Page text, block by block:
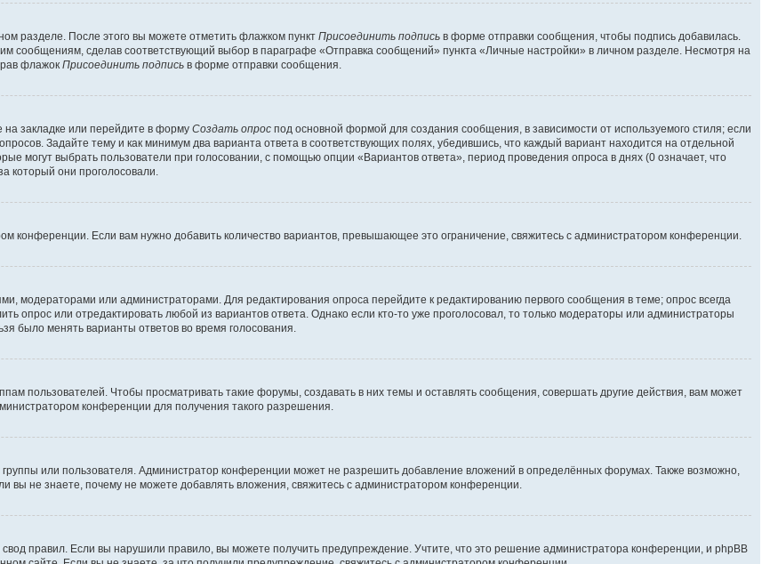
разделе. После этого вы можете отметить флажком пункт Присоединить подпись в форме отправки сообщения, чтобы подпись добавилась.
сообщениям, сделав соответствующий выбор в параграфе «Отправка сообщений» пункта «Личные настройки» в личном разделе. Несмотря на
флажок Присоединить подпись в форме отправки сообщения.
закладке или перейдите в форму Создать опрос под основной формой для создания сообщения, в зависимости от используемого стиля; если
Задайте тему и как минимум два варианта ответа в соответствующих полях, убедившись, что каждый вариант находится на отдельной
могут выбрать пользователи при голосовании, с помощью опции «Вариантов ответа», период проведения опроса в днях (0 означает, что
который они проголосовали.
конференции. Если вам нужно добавить количество вариантов, превышающее это ограничение, свяжитесь с администратором конференции.
модераторами или администраторами. Для редактирования опроса перейдите к редактированию первого сообщения в теме; опрос всегда
опрос или отредактировать любой из вариантов ответа. Однако если кто-то уже проголосовал, то только модераторы или администраторы
было менять варианты ответов во время голосования.
пользователей. Чтобы просматривать такие форумы, создавать в них темы и оставлять сообщения, совершать другие действия, вам может
конференции для получения такого разрешения.
или пользователя. Администратор конференции может не разрешить добавление вложений в определённых форумах. Также возможно,
вы не знаете, почему не можете добавлять вложения, свяжитесь с администратором конференции.
правил. Если вы нарушили правило, вы можете получить предупреждение. Учтите, что это решение администратора конференции, и phpBB